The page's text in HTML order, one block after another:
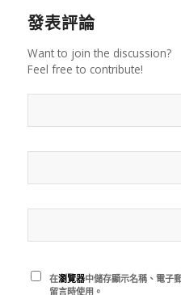
發表評論
Want to join the discussion?
Feel free to contribute!
在瀏覽器中儲存顯示名稱、電子
留言時使用。